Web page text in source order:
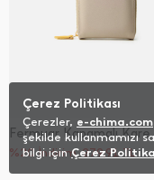
Fermuar Kapamalı
%20 İndirim 279,91TL
Çerez Politikası
Çerezler, e-chima.com
şekilde kullanmamızı
bilgi içinÇerez